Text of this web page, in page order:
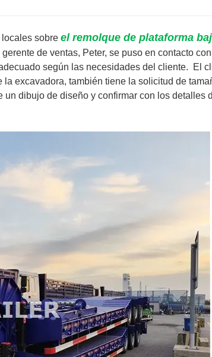
sobre el remolque de plataforma
de ventas, Peter, se puso en contacto con
según las necesidades del cliente.
El
excavadora, también tiene la solicitud de
dibujo de diseño y confirmar con los detalles